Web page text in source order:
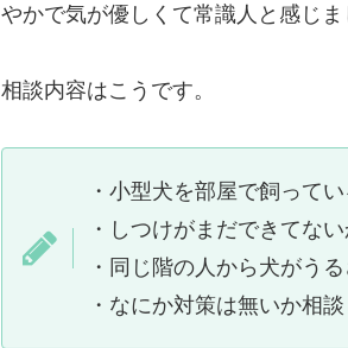
やかで気が優しくて常識人と感じま
相談内容はこうです。
・小型犬を部屋で飼ってい
・しつけがまだできてな
・同じ階の人から犬がう
・なにか対策は無いか相